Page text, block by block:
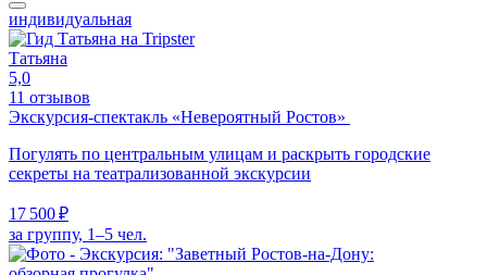
индивидуальная
Татьяна
5,0
11 отзывов
Экскурсия-спектакль «Невероятный Ростов»
Погулять по центральным улицам и раскрыть городские
секреты на театрализованной экскурсии
17 500 ₽
за группу, 1–5 чел.